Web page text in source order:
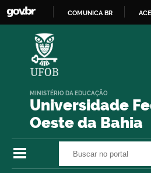
COMUNICA BR
Universidade
Oeste da Bahia
MINISTÉRIO DA EDUCAÇÃO